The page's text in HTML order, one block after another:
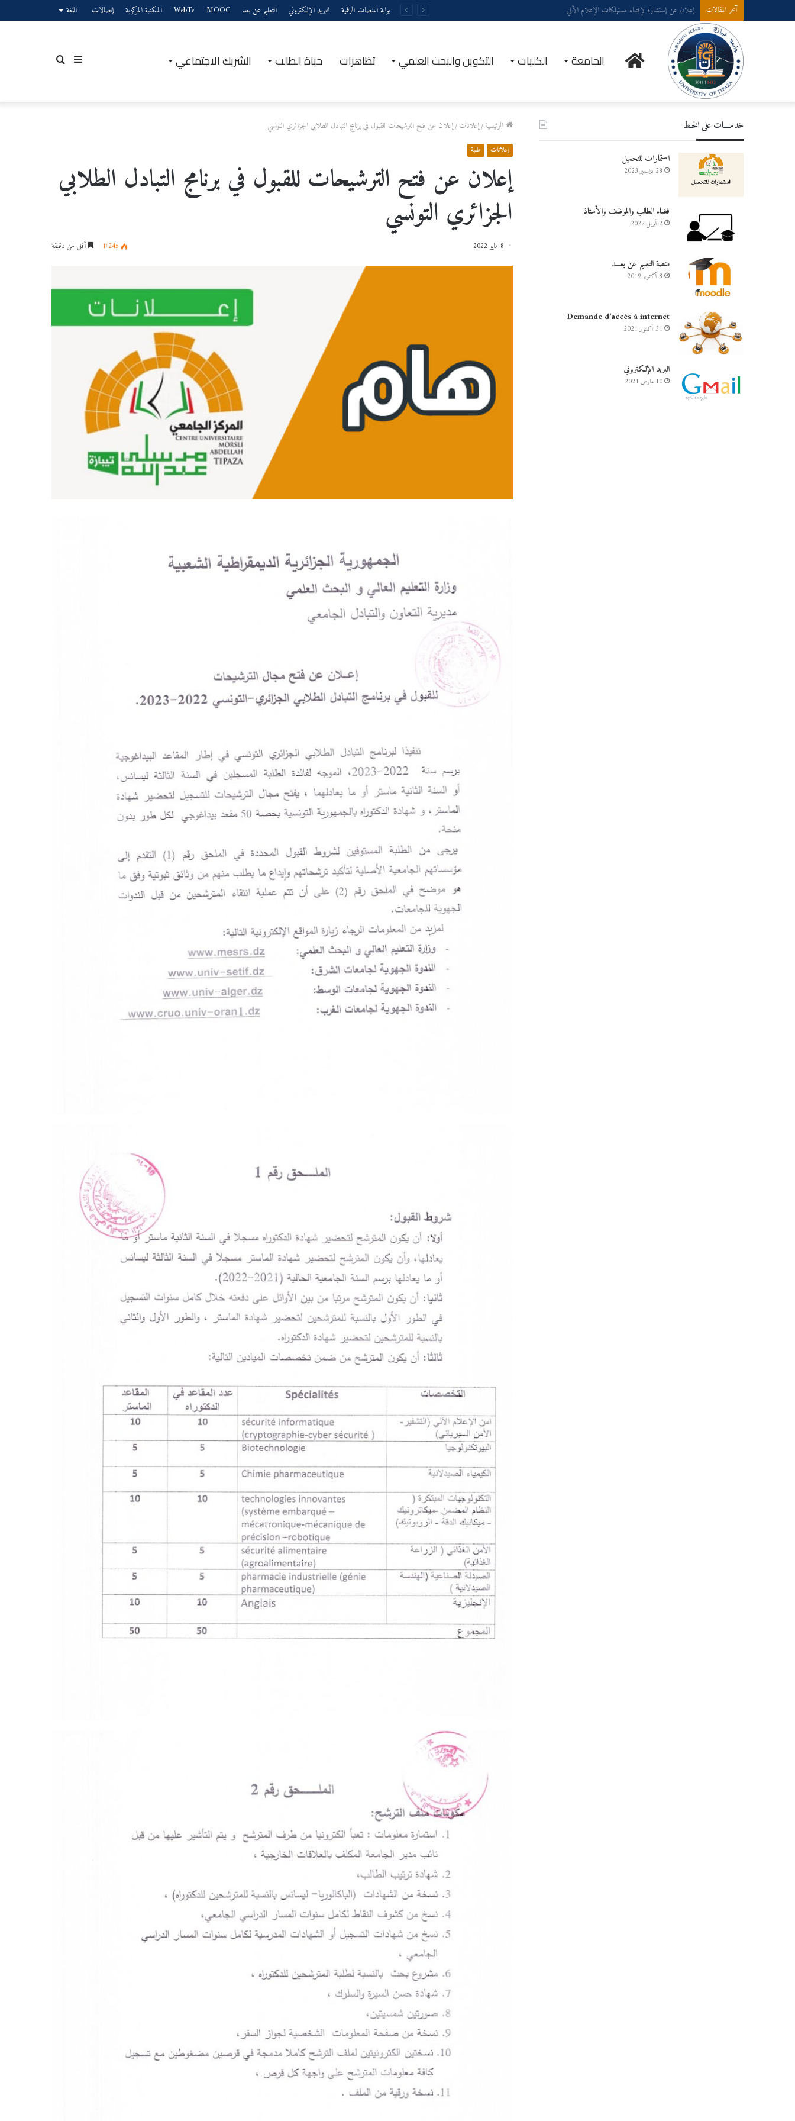
آخر المقالات إعلان عن إستشارة لإقتناء عتاد ولوازم الإعلام الألي بوابة المنصات الرقمية البريد الإلكتروني التعليم عن بعد MOOC
WebTv المكتبة المركزية إتصالات اللغة
الرئيسيةالجامعة الكليات التكوين والبحث العلمي تظاهرات حياة الطالب الشريك الاجتماعي بحثإضافة
الرئيسية/إعلانات/إعلان عن فتح الترشيحات للقبول في برنامج التبادل الطلابي الجزائري التونسي
إعلانات طلبة
إعلان عن فتح الترشيحات للقبول في برنامج التبادل الطلابي
الجزائري التونسي
8 مايو 2022 1٬245 أقل من دقيقة
خدمــــات على الخـط
استمارات للتحميل
28 ديسمبر 2023
فضاء الطالب والموظف والأستاذ
2 أبريل 2022
منصة التعليم عن بعـــد
8 أكتوبر 2019
Demande d’accès à internet
31 أكتوبر 2021
البريد الإلكتروني
10 مارس 2021